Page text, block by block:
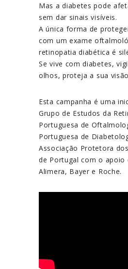
Mas a diabetes pode
sem dar sinais visíveis.
A única forma de
com um exame
retinopatia diabética é
Se vive com diabetes,
olhos, proteja a sua
Esta campanha é uma
Grupo de Estudos da
Portuguesa de
Portuguesa de
Associação Protetora
de Portugal com o apoio
Alimera, Bayer e Roche.